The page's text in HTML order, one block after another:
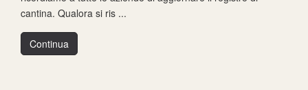
cantina. Qualora si ris ...
Continua